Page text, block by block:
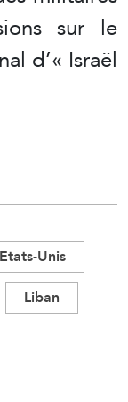
sur le
d’« Israël
Etats-Unis
Liban